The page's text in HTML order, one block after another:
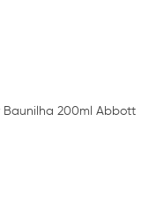
Baunilha 200ml Abbott